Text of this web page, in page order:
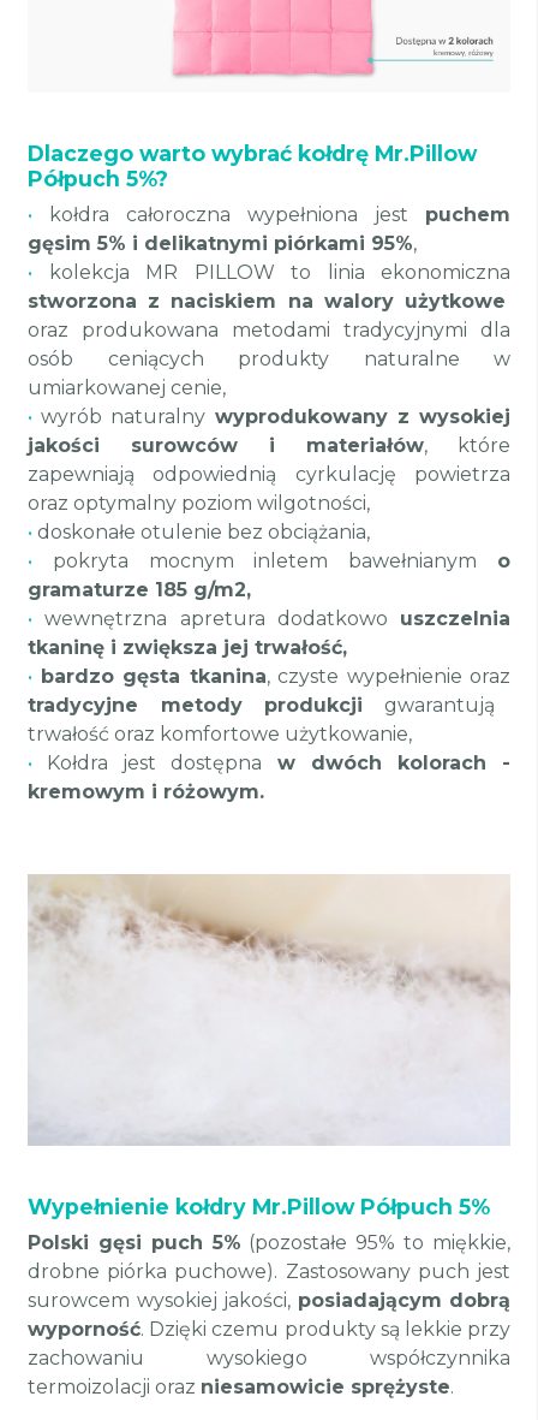
Dlaczego warto wybrać kołdrę Mr.Pillow
Półpuch 5%?
• kołdra całoroczna wypełniona jest puchem
gęsim 5% i delikatnymi piórkami 95%,
• kolekcja MR PILLOW to linia ekonomiczna
stworzona z naciskiem na walory użytkowe
oraz produkowana metodami tradycyjnymi dla
osób ceniących produkty naturalne w
umiarkowanej cenie,
• wyrób naturalny wyprodukowany z wysokiej
jakości surowców i materiałów, które
zapewniają odpowiednią cyrkulację powietrza
oraz optymalny poziom wilgotności,
• doskonałe otulenie bez obciążania,
• pokryta mocnym inletem bawełnianym o
gramaturze 185 g/m2,
• wewnętrzna apretura dodatkowo uszczelnia
tkaninę i zwiększa jej trwałość,
• bardzo gęsta tkanina, czyste wypełnienie oraz
tradycyjne metody produkcji gwarantują
trwałość oraz komfortowe użytkowanie,
• Kołdra jest dostępna w dwóch kolorach -
kremowym i różowym.
Wypełnienie kołdry Mr.Pillow Półpuch 5%
Polski gęsi puch 5% (pozostałe 95% to miękkie,
drobne piórka puchowe). Zastosowany puch jest
surowcem wysokiej jakości, posiadającym dobrą
wyporność. Dzięki czemu produkty są lekkie przy
zachowaniu wysokiego współczynnika
termoizolacji oraz niesamowicie sprężyste.